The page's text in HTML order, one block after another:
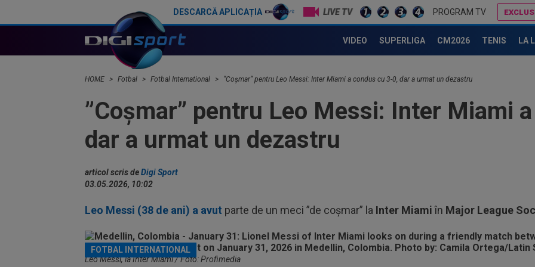
DESCARCĂ APLICAȚIA LIVE TV PROGRAM TV
VIDEO SUPERLIGA CM2026 TENIS LA
HOME Fotbal Fotbal International ”Coșmar” pentru Leo Messi: Inter Miami a condus cu 3-0, dar a urmat un dezastru
”Coșmar” pentru Leo Messi: Inter Miami
dar a urmat un dezastru
articol scris deDigi Sport
03.05.2026, 10:02
Leo Messi (38 de ani) a avut parte de un meci ”de coșmar” la Inter Miamiîn Major League
FOTBAL INTERNATIONAL
Leo Messi, la Inter Miami / Foto: Profimedia